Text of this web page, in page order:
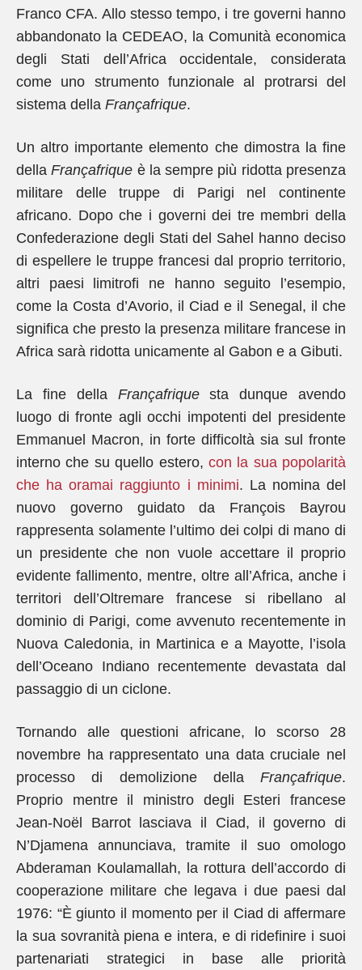
Franco CFA. Allo stesso tempo, i tre governi hanno
abbandonato la CEDEAO, la Comunità economica
degli Stati dell’Africa occidentale, considerata
come uno strumento funzionale al protrarsi del
sistema della Françafrique.
Un altro importante elemento che dimostra la fine
dellaFrançafrique è la sempre più ridotta presenza
militare delle truppe di Parigi nel continente
africano. Dopo che i governi dei tre membri della
Confederazione degli Stati del Sahel hanno deciso
di espellere le truppe francesi dal proprio territorio,
altri paesi limitrofi ne hanno seguito l’esempio,
come la Costa d’Avorio, il Ciad e il Senegal, il che
significa che presto la presenza militare francese in
Africa sarà ridotta unicamente al Gabon e a Gibuti.
La fine della Françafriquesta dunque avendo
luogo di fronte agli occhi impotenti del presidente
Emmanuel Macron, in forte difficoltà sia sul fronte
interno che su quello estero, con la sua popolarità
che ha oramai raggiunto i minimi. La nomina del
nuovo governo guidato da François Bayrou
rappresenta solamente l’ultimo dei colpi di mano di
un presidente che non vuole accettare il proprio
evidente fallimento, mentre, oltre all’Africa, anche i
territori dell’Oltremare francese si ribellano al
dominio di Parigi, come avvenuto recentemente in
Nuova Caledonia, in Martinica e a Mayotte, l’isola
dell’Oceano Indiano recentemente devastata dal
passaggio di un ciclone.
Tornando alle questioni africane, lo scorso 28
novembre ha rappresentato una data cruciale nel
processo di demolizione della Françafrique.
Proprio mentre il ministro degli Esteri francese
Jean-Noël Barrot lasciava il Ciad, il governo di
N’Djamena annunciava, tramite il suo omologo
Abderaman Koulamallah, la rottura dell’accordo di
cooperazione militare che legava i due paesi dal
1976: “È giunto il momento per il Ciad di affermare
la sua sovranità piena e intera, e di ridefinire i suoi
partenariati strategici in base alle priorità